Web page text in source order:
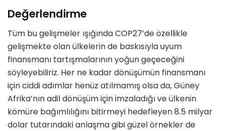
Değerlendirme
Tüm bu gelişmeler ışığında COP27’de özellikle
gelişmekte olan ülkelerin de baskısıyla uyum
finansmanı tartışmalarının yoğun geçeceğini
söyleyebiliriz. Her ne kadar dönüşümün finansmanı
için ciddi adımlar henüz atılmamış olsa da, Güney
Afrika’nın adil dönüşüm için imzaladığı ve ülkenin
kömüre bağımlılığını bitirmeyi hedefleyen 8.5 milyar
dolar tutarındaki anlaşma gibi güzel örnekler de